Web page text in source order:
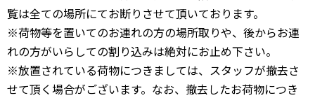
覧は全ての場所にてお断りさせて頂いております。
※荷物等を置いてのお連れの方の場所取りや、後からお連
れの方がいらしての割り込みは絶対にお止め下さい。
※放置されている荷物につきましては、スタッフが撤去さ
せて頂く場合がございます。なお、撤去したお荷物につき